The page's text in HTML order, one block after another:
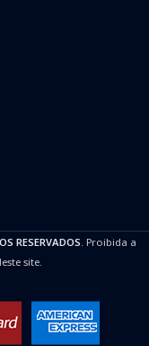
RESERVADOS. Proibida a
site.